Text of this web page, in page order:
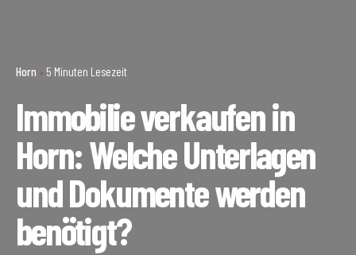
Horn 5 Minuten Lesezeit
Immobilie verkaufen in
Horn: Welche Unterlagen
und Dokumente werden
benötigt?